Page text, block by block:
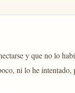
y que no lo
ni lo he